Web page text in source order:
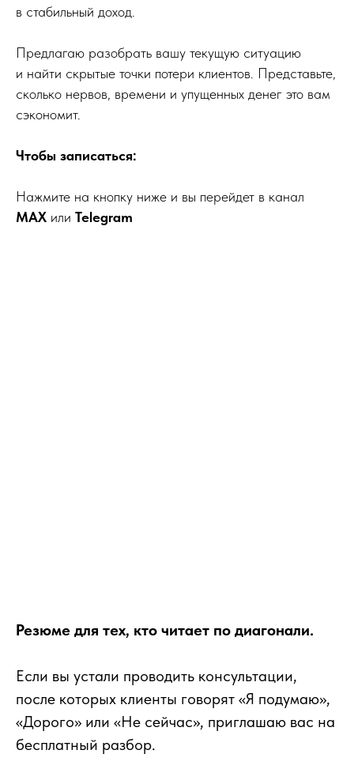
в стабильный доход.
Предлагаю разобрать вашу текущую ситуацию
и найти скрытые точки потери клиентов. Представьте,
сколько нервов, времени и упущенных денег это вам
сэкономит.
Чтобы записаться:
Нажмите на кнопку ниже и вы перейдет в канал
МАХ или Telegram
Перейти в канал Telegram
Перейти в канал MAX
Резюме для тех, кто читает по диагонали.
Если вы устали проводить консультации,
после которых клиенты говорят «Я подумаю»,
«Дорого» или «Не сейчас», приглашаю вас на
бесплатный разбор.